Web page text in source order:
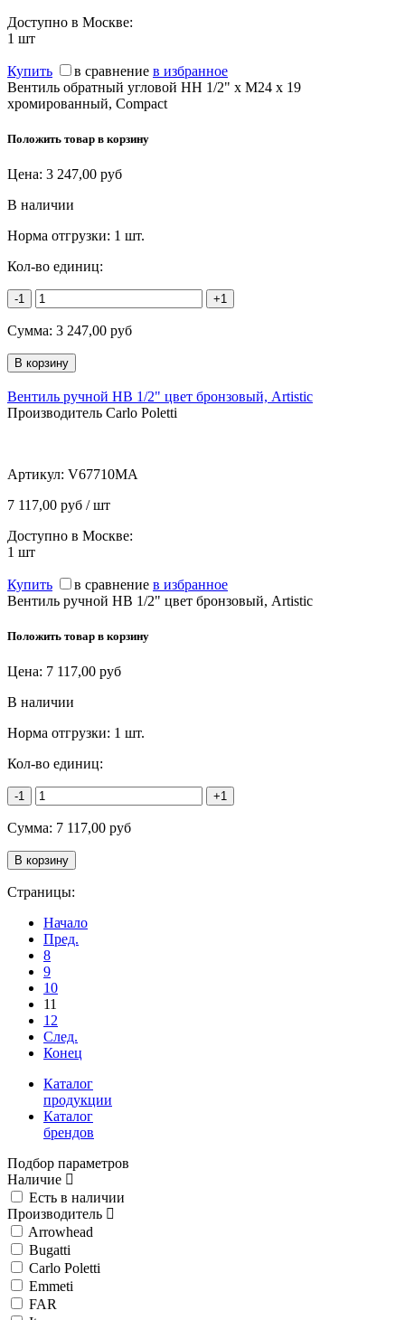
Доступно в Москве:
1 шт
Купить в сравнение в избранное
Вентиль обратный угловой НН 1/2" х М24 х 19
хромированный, Compact
Положить товар в корзину
Цена: 3 247,00 руб
В наличии
Норма отгрузки: 1 шт.
Кол-во единиц:
-1 +1
Сумма: 3 247,00 руб
Вентиль ручной НВ 1/2" цвет бронзовый, Artistic
Производитель Carlo Poletti
Артикул: V67710MA
7 117,00 руб / шт
Доступно в Москве:
1 шт
Купить в сравнение в избранное
Вентиль ручной НВ 1/2" цвет бронзовый, Artistic
Положить товар в корзину
Цена: 7 117,00 руб
В наличии
Норма отгрузки: 1 шт.
Кол-во единиц:
-1 +1
Сумма: 7 117,00 руб
Страницы:
Начало
Пред.
8
9
10
11
12
След.
Конец
Каталог
продукции
Каталог
брендов
Подбор параметров
Наличие
Есть в наличии
Производитель
Arrowhead
Bugatti
Carlo Poletti
Emmeti
FAR